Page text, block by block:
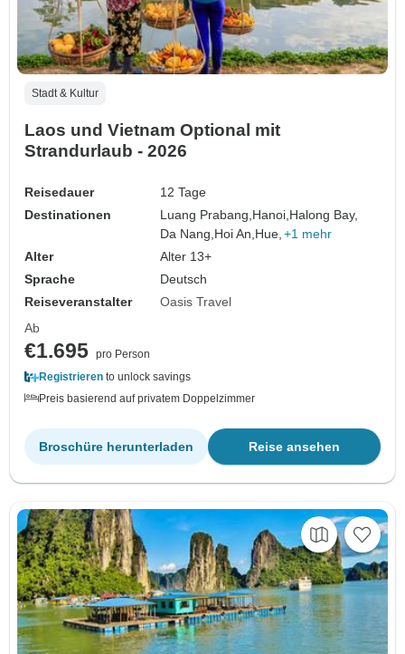
Stadt & Kultur
Laos und Vietnam Optional mit
Strandurlaub - 2026
Reisedauer
12 Tage
Destinationen
Luang Prabang, Hanoi, Halong Bay,
Da Nang, Hoi An, Hue, +1 mehr
Alter
Alter 13+
Sprache
Deutsch
Reiseveranstalter
Oasis Travel
Ab
€1.695 pro Person
Registrieren to unlock savings
Preis basierend auf privatem Doppelzimmer
Reise ansehen
Broschüre herunterladen